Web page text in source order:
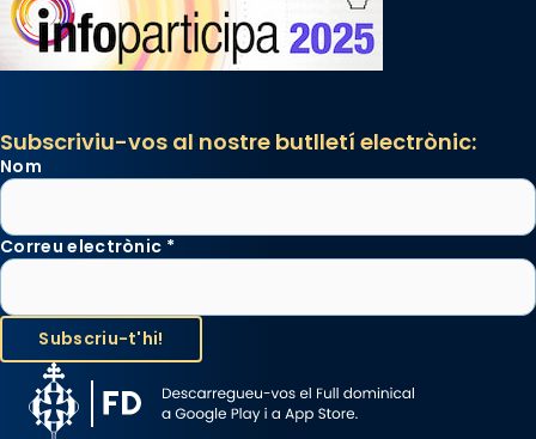
Subscriviu-vos al nostre butlletí electrònic:
Nom
Correu electrònic *